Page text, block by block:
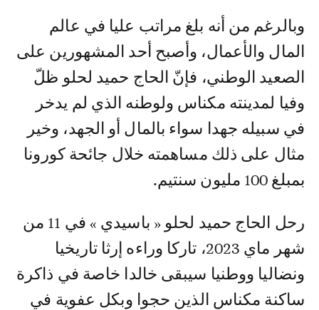
وبالرغم من أنه بلغ مراتب عليا في عالم
المال والأعمال، وأصبح أحد المشهورين على
الصعيد الوطني، فإنّ الحاج حميد لحلو ظلّ
وفيا لمدينته مكناس ولوطنه الذي لم يدخر
في سبيله جهدا سواء بالمال أو الجهد، وخير
مثال على ذلك مساهمته خلال جائحة كورونا
بمبلغ 100 مليون سنتيم.
رحل الحاج حميد لحلو « باسيدي » في 11 من
شهر ماي 2023، تاركا وراءه إرثا تاريخيا
ونضاليا ووطنيا سيبقى خالدا خاصة في ذاكرة
ساكنة مكناس الذين حجوا وبكل عفوية في